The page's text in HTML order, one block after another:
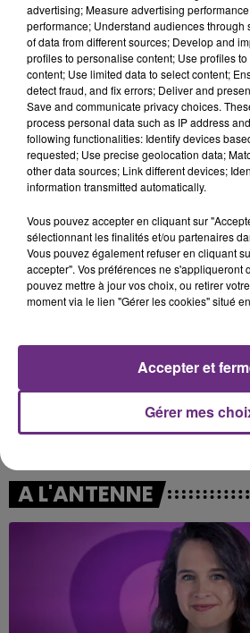
CHRISTOPHE MAE
La Lune
23h16
23h16
Le Petit Pecheur
A L'ANTENNE
advertising; Measure advertising
performance; Understand audiences through
of data from different sources; Develop and
profiles to personalise content; Use profiles
content; Use limited data to select content;
detect fraud, and fix errors; Deliver and
Save and communicate privacy choices.
process personal data such as IP address
following functionalities: Identify devices
requested; Use precise geolocation data;
other data sources; Link different devices;
information transmitted automatically.
Vous pouvez accepter en cliquant sur
sélectionnant les finalités et/ou partenaires
Vous pouvez également refuser en cliquant
accepter". Vos préférences ne s'appliqueront
pouvez mettre à jour vos choix, ou retirer
moment via le lien "Gérer les cookies" situé
Gérer mes
Accepter et